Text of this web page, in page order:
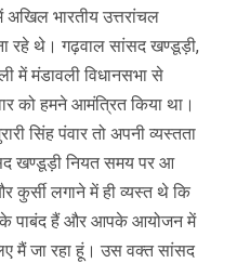
भारतीय उत्तरांचल
मना रहे थे। गढ़वाल सांसद खण्डूड़ी,
में मंडावली विधानसभा से
को हमने आमंत्रित किया था।
सिंह पंवार तो अपनी व्यस्तता
खण्डूड़ी नियत समय पर आ
कुर्सी लगाने में ही व्यस्त थे कि
के पाबंद हैं और आपके आयोजन में
मैं जा रहा हूं। उस वक्त सांसद